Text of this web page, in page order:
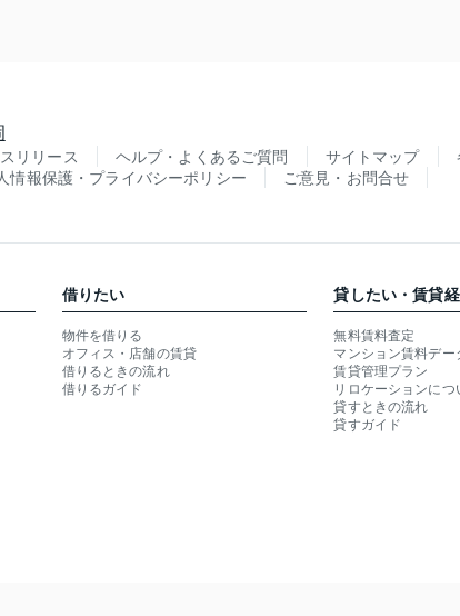
リリース ヘルプ・よくあるご質問 サイトマップ
情報保護・プライバシーポリシー ご意見・お問合せ
借りたい
物件を借りる
オフィス・店舗の賃貸
借りるときの流れ
借りるガイド
貸したい・賃貸
無料賃料査定
マンション賃料デー
賃貸管理プラン
リロケーションにつ
貸すときの流れ
貸すガイド